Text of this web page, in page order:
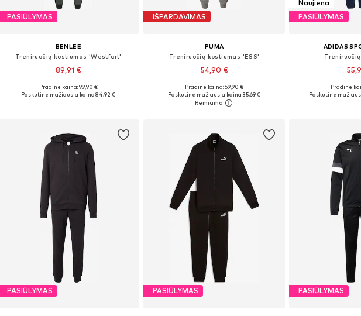
PASIŪLYMAS
BENLEE
Treniruočių kostiumas 'Westfort'
89,91 €
Galimi dydžiai: S, M, L, XL, XXL, XXXL
Pradinė kaina: 99,90 €
Paskutinė mažiausia kaina:84,92 €
IŠPARDAVIMAS
PUMA
Treniruočių kostiumas 'ESS'
54,90 €
Galimi dydžiai: S, M, L, XL, XXL
Į krepšelį
Pradinė kaina: 69,90 €
Paskutinė mažiausia kaina:35,69 €
Naujiena
PASIŪLYMAS
ADIDAS
Galimi
Pradinė
Paskutinė
PASIŪLYMAS PASIŪLYMAS PASIŪLYMAS